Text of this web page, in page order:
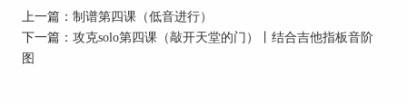
上一篇： 制谱第四课（低音进行）
下一篇： 攻克solo第四课（敲开天堂的门）丨结合吉他指板音阶
图